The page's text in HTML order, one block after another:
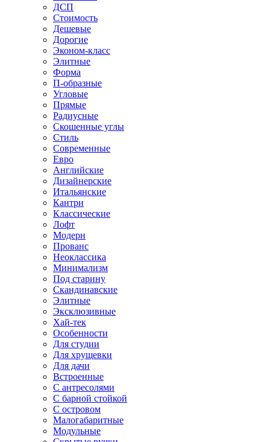
ДСП
Стоимость
Дешевые
Дорогие
Эконом-класс
Элитные
Форма
П-образные
Угловые
Прямые
Радиусные
Скошенные углы
Стиль
Современные
Евро
Английские
Дизайнерские
Итальянские
Кантри
Классические
Лофт
Модерн
Прованс
Неоклассика
Минимализм
Под старину
Скандинавские
Элитные
Эксклюзивные
Хай-тек
Особенности
Для студии
Для хрущевки
Для дачи
Встроенные
С антресолями
С барной стойкой
С островом
Малогабаритные
Модульные